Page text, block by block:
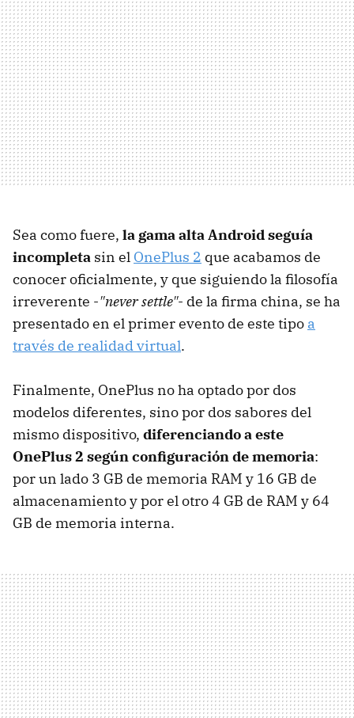
Sea como fuere, la gama alta Android seguía
incompleta sin el OnePlus 2 que acabamos de
conocer oficialmente, y que siguiendo la filosofía
irreverente -"never settle"- de la firma china, se ha
presentado en el primer evento de este tipo a
través de realidad virtual.
Finalmente, OnePlus no ha optado por dos
modelos diferentes, sino por dos sabores del
mismo dispositivo, diferenciando a este
OnePlus 2 según configuración de memoria:
por un lado 3 GB de memoria RAM y 16 GB de
almacenamiento y por el otro 4 GB de RAM y 64
GB de memoria interna.